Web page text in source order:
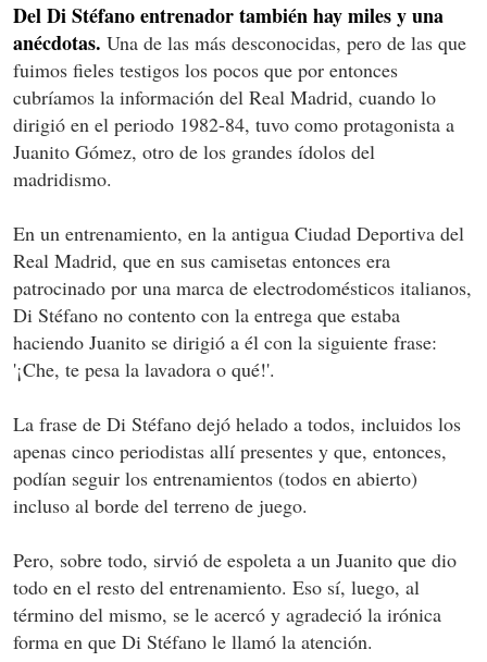
Del Di Stéfano entrenador también hay miles y una
anécdotas. Una de las más desconocidas, pero de las que
fuimos fieles testigos los pocos que por entonces
cubríamos la información del Real Madrid, cuando lo
dirigió en el periodo 1982-84, tuvo como protagonista a
Juanito Gómez, otro de los grandes ídolos del
madridismo.
En un entrenamiento, en la antigua Ciudad Deportiva del
Real Madrid, que en sus camisetas entonces era
patrocinado por una marca de electrodomésticos italianos,
Di Stéfano no contento con la entrega que estaba
haciendo Juanito se dirigió a él con la siguiente frase:
'¡Che, te pesa la lavadora o qué!'.
La frase de Di Stéfano dejó helado a todos, incluidos los
apenas cinco periodistas allí presentes y que, entonces,
podían seguir los entrenamientos (todos en abierto)
incluso al borde del terreno de juego.
Pero, sobre todo, sirvió de espoleta a un Juanito que dio
todo en el resto del entrenamiento. Eso sí, luego, al
término del mismo, se le acercó y agradeció la irónica
forma en que Di Stéfano le llamó la atención.